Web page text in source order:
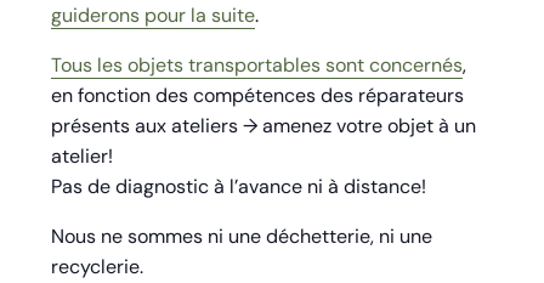
guiderons pour la suite.
Tous les objets transportables sont concernés,
en fonction des compétences des réparateurs
présents aux ateliers → amenez votre objet à un
atelier!
Pas de diagnostic à l’avance ni à distance!
Nous ne sommes ni une déchetterie, ni une
recyclerie.